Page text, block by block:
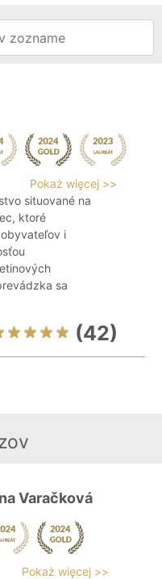
Pokaż więcej >>
situované na
ktoré
i
sa
(42)
Varačková
Pokaż więcej >>